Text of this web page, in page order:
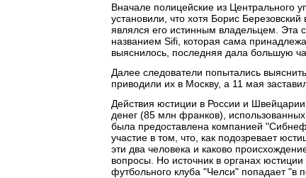
Вначале полицейские из Центрального
установили, что хотя Борис
являлся его истинным владельцем. Эта
названием Sifi, которая сама
выяснилось, последняя дала большую
Далее следователи попытались
приводили их в Москву, а 11 мая
Действия юстиции в России и
денег (85 млн франков),
была предоставлена компанией
участие в том, что, как подозревает
эти два человека и каково
вопросы. Но источник в органах юстиции
футбольного клуба "Челси" попадает "в